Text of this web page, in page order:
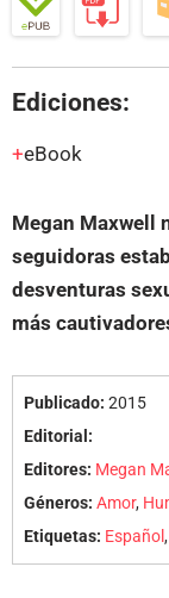
Ediciones:
eBook
Megan Maxwell
seguidoras
desventuras
más
Publicado: 2015
Editorial:
Editores: Megan
Géneros: Amor,
Etiquetas: Español,